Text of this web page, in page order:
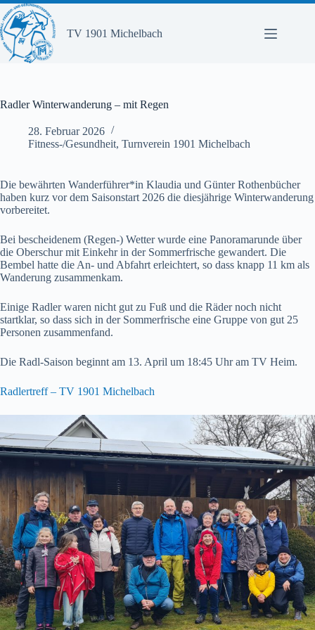
Zum
Inhalt
springen
TV 1901 Michelbach
Radler Winterwanderung – mit Regen
28. Februar 2026
Fitness-/Gesundheit, Turnverein 1901 Michelbach
Die bewährten Wanderführer*in Klaudia und Günter Rothenbücher
haben kurz vor dem Saisonstart 2026 die diesjährige Winterwanderung
vorbereitet.
Bei bescheidenem (Regen-) Wetter wurde eine Panoramarunde über
die Oberschur mit Einkehr in der Sommerfrische gewandert. Die
Bembel hatte die An- und Abfahrt erleichtert, so dass knapp 11 km als
Wanderung zusammenkam.
Einige Radler waren nicht gut zu Fuß und die Räder noch nicht
startklar, so dass sich in der Sommerfrische eine Gruppe von gut 25
Personen zusammenfand.
Die Radl-Saison beginnt am 13. April um 18:45 Uhr am TV Heim.
Radlertreff – TV 1901 Michelbach